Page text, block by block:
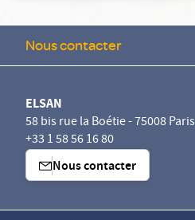
Nous contacter
ELSAN
58 bis rue la Boétie - 75008 Paris
+33 1 58 56 16 80
Nous contacter